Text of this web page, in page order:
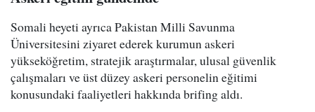
Somali heyeti ayrıca Pakistan Milli Savunma
Üniversitesini ziyaret ederek kurumun askeri
yükseköğretim, stratejik araştırmalar, ulusal güvenlik
çalışmaları ve üst düzey askeri personelin eğitimi
konusundaki faaliyetleri hakkında brifing aldı.